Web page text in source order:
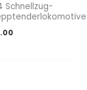
Schnellzug-